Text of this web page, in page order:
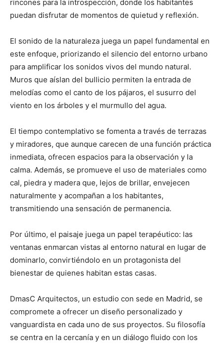
rincones para la introspección, donde los habitantes
puedan disfrutar de momentos de quietud y reflexión.
El sonido de la naturaleza juega un papel fundamental en
este enfoque, priorizando el silencio del entorno urbano
para amplificar los sonidos vivos del mundo natural.
Muros que aíslan del bullicio permiten la entrada de
melodías como el canto de los pájaros, el susurro del
viento en los árboles y el murmullo del agua.
El tiempo contemplativo se fomenta a través de terrazas
y miradores, que aunque carecen de una función práctica
inmediata, ofrecen espacios para la observación y la
calma. Además, se promueve el uso de materiales como
cal, piedra y madera que, lejos de brillar, envejecen
naturalmente y acompañan a los habitantes,
transmitiendo una sensación de permanencia.
Por último, el paisaje juega un papel terapéutico: las
ventanas enmarcan vistas al entorno natural en lugar de
dominarlo, convirtiéndolo en un protagonista del
bienestar de quienes habitan estas casas.
DmasC Arquitectos, un estudio con sede en Madrid, se
compromete a ofrecer un diseño personalizado y
vanguardista en cada uno de sus proyectos. Su filosofía
se centra en la cercanía y en un diálogo fluido con los